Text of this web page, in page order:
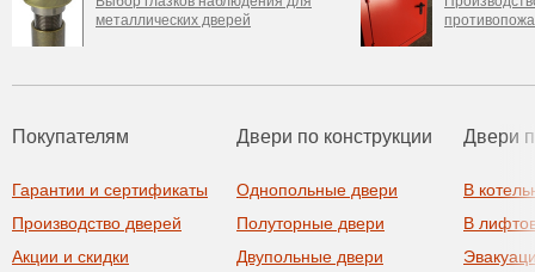
металлических дверей
Покупателям
Гарантии и сертификаты
Производство дверей
Акции и скидки
Двери по конструкции
Однопольные двери
Полуторные двери
Двупольные двери
Двери
В
В